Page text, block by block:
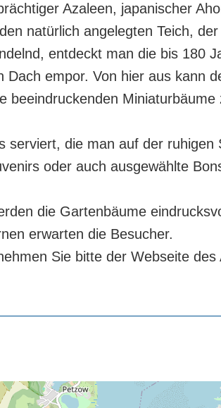
Azaleen, japanischer
natürlich angelegten Teich,
entdeckt man die bis 180
empor. Von hier aus kann
beeindruckenden Miniaturbäume
die man auf der
oder auch ausgewählte
die Gartenbäume
erwarten die Besucher.
Sie bitte der Webseite des